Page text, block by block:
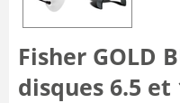
Fisher GOLD
disques 6.5 et